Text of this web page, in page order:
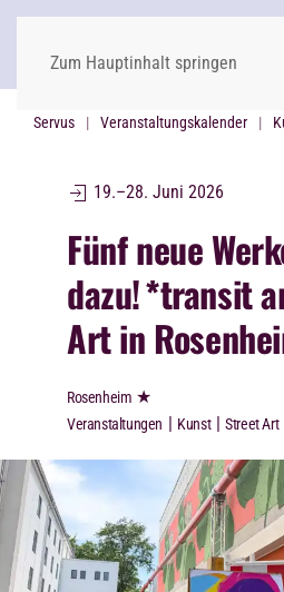
Zum Hauptinhalt springen
Servus Veranstaltungskalender
19.–28. Juni 2026
Fünf neue
dazu!*transit
Art in
Rosenheim ★
Veranstaltungen | Kunst | Street Art